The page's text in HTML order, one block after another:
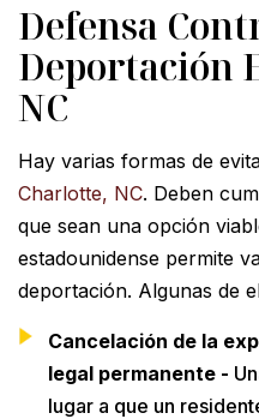
Defensa
Deportación
NC
Hay varias formas de
Charlotte, NC. Deben
que sean una opción
estadounidense permite
deportación. Algunas de
Cancelación de la
legal permanente -
lugar a que un